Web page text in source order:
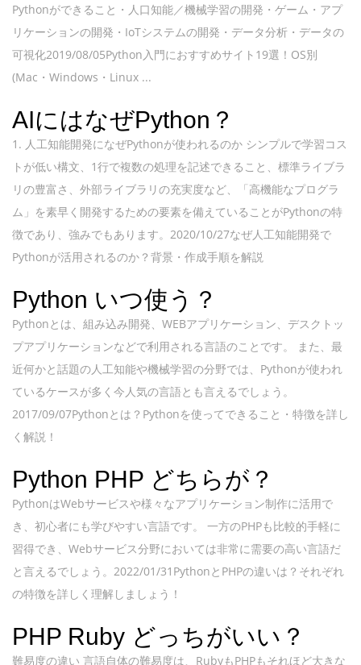
Pythonができること・人口知能／機械学習の開発・ゲーム・アプ
リケーションの開発・IoTシステムの開発・データ分析・データの
可視化2019/08/05Python入門におすすめサイト19選！OS別
(Mac・Windows・Linux ...
AIにはなぜPython？
1. 人工知能開発になぜPythonが使われるのか シンプルで学習コス
トが低い構文、1行で複数の処理を記述できること、標準ライブラ
リの豊富さ、外部ライブラリの充実度など、「高機能なプログラ
ム」を素早く開発するための要素を備えていることがPythonの特
徴であり、強みでもあります。2020/10/27なぜ人工知能開発で
Pythonが活用されるのか？背景・作成手順を解説
Python いつ使う？
Pythonとは、組み込み開発、WEBアプリケーション、デスクトッ
プアプリケーションなどで利用される言語のことです。 また、最
近何かと話題の人工知能や機械学習の分野では、Pythonが使われ
ているケースが多く今人気の言語とも言えるでしょう。
2017/09/07Pythonとは？Pythonを使ってできること・特徴を詳し
く解説！
Python PHP どちらが？
PythonはWebサービスや様々なアプリケーション制作に活用で
き、初心者にも学びやすい言語です。 一方のPHPも比較的手軽に
習得でき、Webサービス分野においては非常に需要の高い言語だ
と言えるでしょう。2022/01/31PythonとPHPの違いは？それぞれ
の特徴を詳しく理解しましょう！
PHP Ruby どっちがいい？
難易度の違い 言語自体の難易度は、RubyもPHPもそれほど大きな